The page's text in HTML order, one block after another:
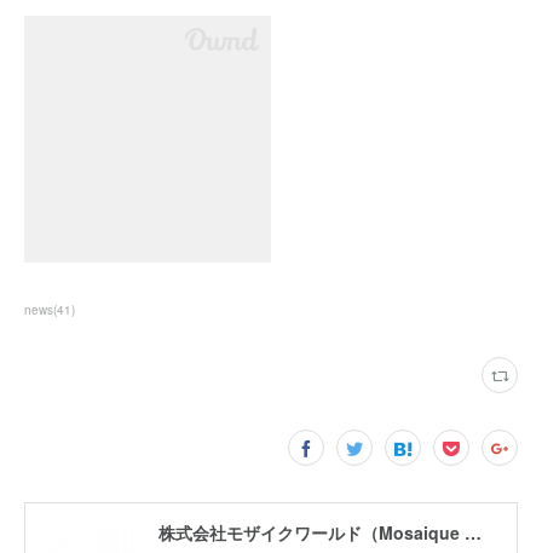
news(41)
株式会社モザイクワールド（Mosaique World Co.,Ltd)